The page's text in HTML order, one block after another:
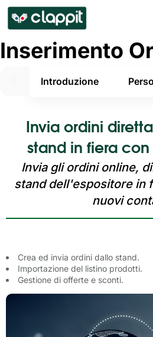
Inserimento
Introduzione
Invia ordini
stand in fiera
Invia gli ordini online,
stand dell'espositore in
nuovi
Crea ed invia ordini dallo stand.
Importazione del listino prodotti.
Gestione di offerte e sconti.